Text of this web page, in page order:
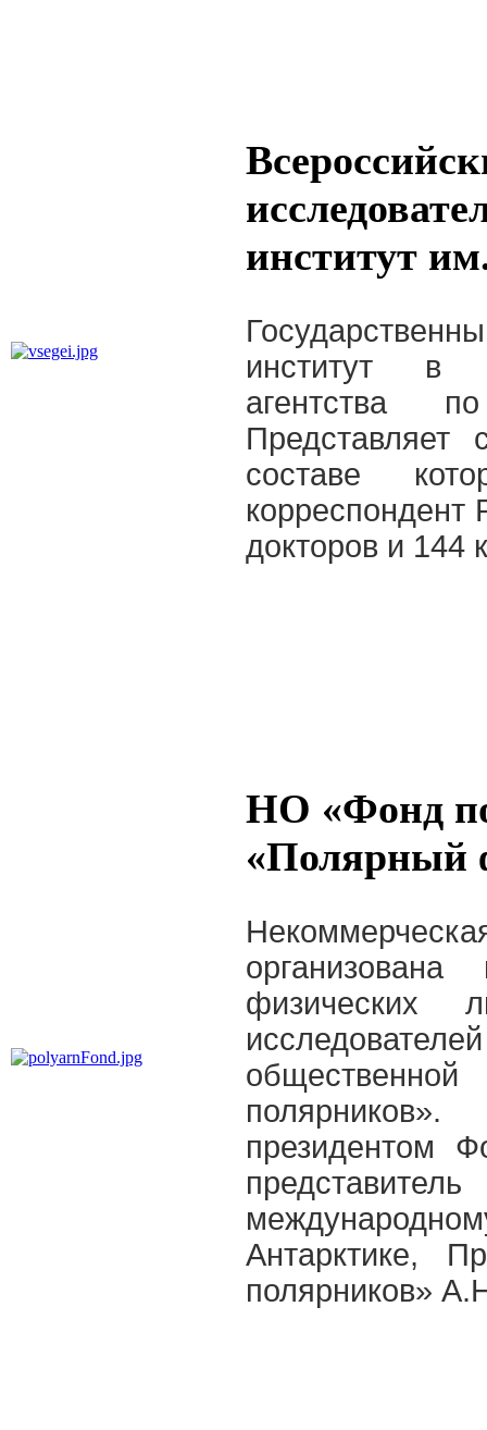
институт
институт в
агентства
Представляет
составе
корреспондент
докторов и 144
НО «Фонд
«Полярный
физических
общественной
президентом
Антарктике,
полярников»